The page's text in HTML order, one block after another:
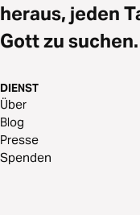
heraus, jeden
Gott zu suchen.
DIENST
Über
Blog
Presse
Spenden